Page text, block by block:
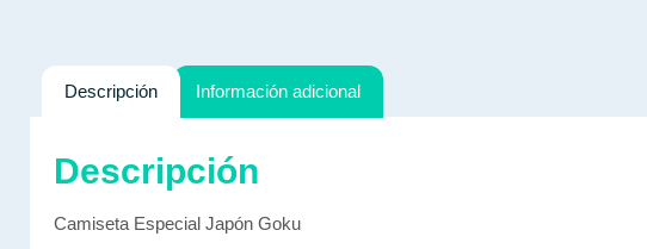
Descripción Información adicional
Descripción
Camiseta Especial Japón Goku